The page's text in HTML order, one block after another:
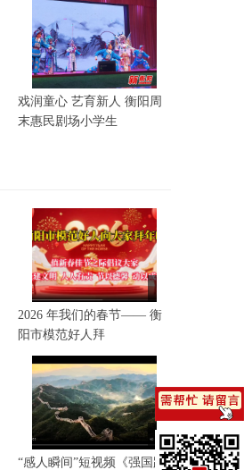
戏润童心 艺育新人 衡阳周
末惠民剧场小学生
2026 年我们的春节—— 衡
阳市模范好人拜
“感人瞬间”短视频《强国路